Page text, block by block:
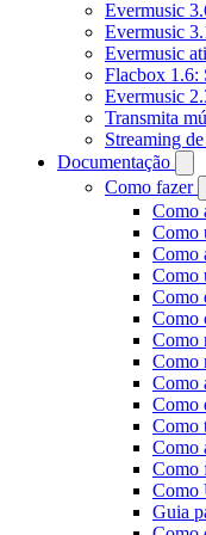
Evermusic
Evermusic
Evermusic
Flacbox 1.6:
Evermusic
Transmita
Streaming
Documentação
Como fazer
Como
Como
Como
Como
Como
Como
Como
Como
Como
Como
Como
Como
Como
Como
Guia